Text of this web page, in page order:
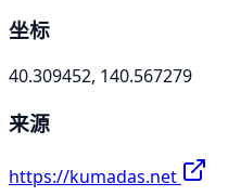
坐标
40.309452, 140.567279
来源
https://kumadas.net